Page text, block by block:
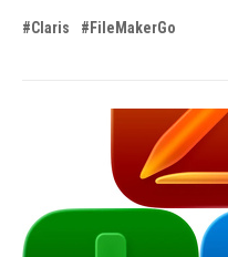
#Claris #FileMakerGo